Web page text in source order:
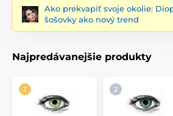
Ako prekvapiť svoje okolie:
šošovky ako nový trend
Najpredávanejšie produkty